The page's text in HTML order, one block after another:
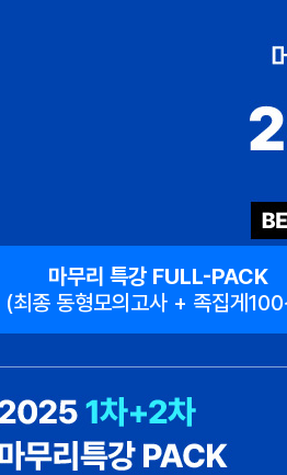
마무리 특강 FULL-PACK
(최종 동형모의고사 + 족집게